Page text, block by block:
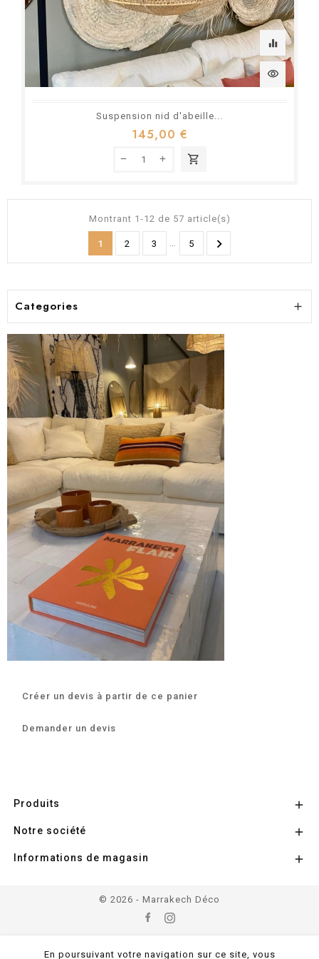
equalizer
visibility
Suspension nid d'abeille...
145,00 €
shopping_cart
Montrant 1-12 de 57 article(s)
1 2 3 … 5 
Categories 
Créer un devis à partir de ce panier
Demander un devis
Produits 
Notre société 
Informations de magasin 
© 2026 - Marrakech Déco
En poursuivant votre navigation sur ce site, vous